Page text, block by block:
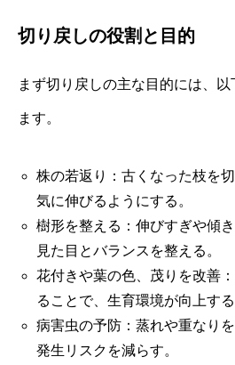
切り戻しの役割と目的
まず切り戻しの主な目的には、
ます。
株の若返り：古くなった枝を
気に伸びるようにする。
樹形を整える：伸びすぎや傾
見た目とバランスを整える。
花付きや葉の色、茂りを改善
ることで、生育環境が向上する
病害虫の予防：蒸れや重なり
発生リスクを減らす。